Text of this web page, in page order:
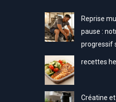
Reprise
pause :
progressif
recettes
Créatine